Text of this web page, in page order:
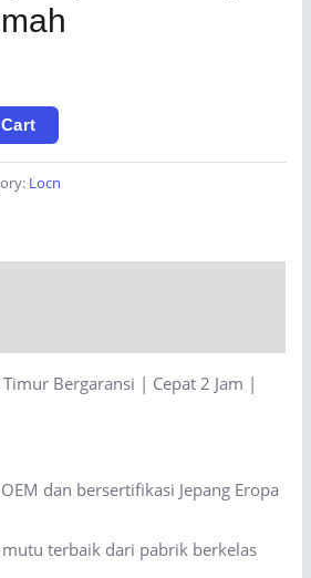
Locn
Bergaransi | Cepat 2 Jam |
dan bersertifikasi Jepang Eropa
terbaik dari pabrik berkelas